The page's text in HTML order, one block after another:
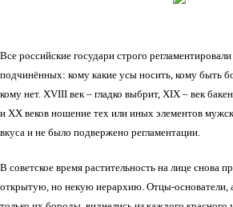
Все российские государи строго
подчинённых: кому какие усы носить, кому быть
кому нет. XVIII век – гладко выбрит, XIX – век
и XX веков ношение тех или иных элементов
вкуса и не было подвержено регламентации.
В советское время растительность на лице снова
открытую, но некую иерархию. Отцы-основатели,